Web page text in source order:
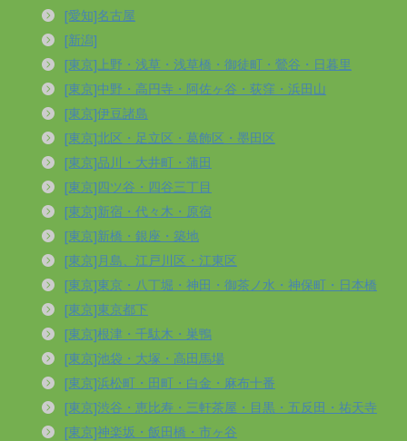
[愛知]名古屋
[新潟]
[東京]上野・浅草・浅草橋・御徒町・鶯谷・日暮里
[東京]中野・高円寺・阿佐ヶ谷・荻窪・浜田山
[東京]伊豆諸島
[東京]北区・足立区・葛飾区・墨田区
[東京]品川・大井町・蒲田
[東京]四ツ谷・四谷三丁目
[東京]新宿・代々木・原宿
[東京]新橋・銀座・築地
[東京]月島、江戸川区・江東区
[東京]東京・八丁堀・神田・御茶ノ水・神保町・日本橋
[東京]東京都下
[東京]根津・千駄木・巣鴨
[東京]池袋・大塚・高田馬場
[東京]浜松町・田町・白金・麻布十番
[東京]渋谷・恵比寿・三軒茶屋・目黒・五反田・祐天寺
[東京]神楽坂・飯田橋・市ヶ谷